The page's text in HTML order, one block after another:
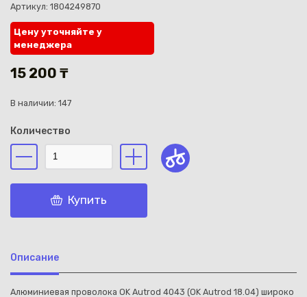
Артикул: 1804249870
Цену уточняйте у
менеджера
15 200 ₸
В наличии: 147
Количество
Купить
Описание
Алюминиевая проволока OK Autrod 4043 (OK Autrod 18.04) широко